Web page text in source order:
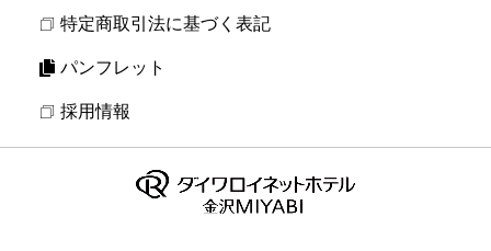
特定商取引法に基づく表記
パンフレット
採用情報